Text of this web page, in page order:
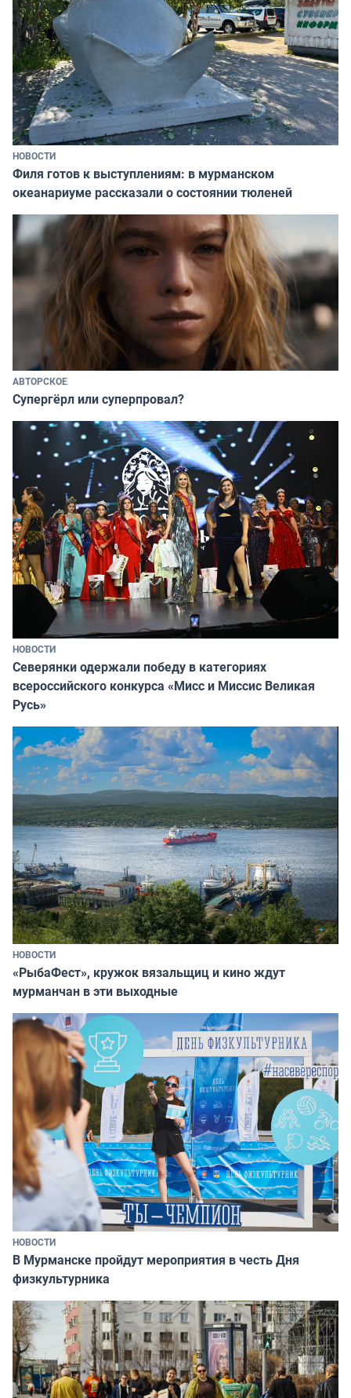
НОВОСТИ
Филя готов к выступлениям: в мурманском
океанариуме рассказали о состоянии тюленей
АВТОРСКОЕ
Супергёрл или суперпровал?
НОВОСТИ
Северянки одержали победу в категориях
всероссийского конкурса «Мисс и Миссис Великая
Русь»
НОВОСТИ
«РыбаФест», кружок вязальщиц и кино ждут
мурманчан в эти выходные
НОВОСТИ
В Мурманске пройдут мероприятия в честь Дня
физкультурника